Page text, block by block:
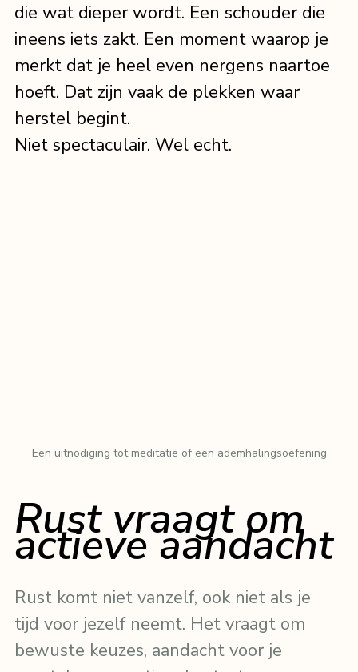
die wat dieper wordt. Een schouder die
ineens iets zakt. Een moment waarop je
merkt dat je heel even nergens naartoe
hoeft. Dat zijn vaak de plekken waar
herstel begint.
Niet spectaculair. Wel echt.
Een uitnodiging tot meditatie of een ademhalingsoefening
Rust vraagt om
actieve aandacht
Rust komt niet vanzelf, ook niet als je
tijd voor jezelf neemt. Het vraagt om
bewuste keuzes, aandacht voor je